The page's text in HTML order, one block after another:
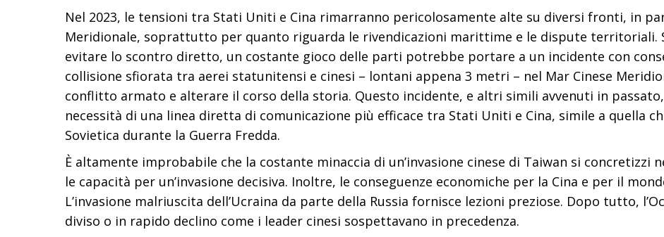
Nel 2023, le tensioni tra Stati Uniti e Cina rimarranno pericolosamente alte su diversi fronti, in
Meridionale, soprattutto per quanto riguarda le rivendicazioni marittime e le dispute territoriali.
evitare lo scontro diretto, un costante gioco delle parti potrebbe portare a un incidente con
collisione sfiorata tra aerei statunitensi e cinesi – lontani appena 3 metri – nel Mar Cinese
conflitto armato e alterare il corso della storia. Questo incidente, e altri simili avvenuti in
necessità di una linea diretta di comunicazione più efficace tra Stati Uniti e Cina, simile a quella
Sovietica durante la Guerra Fredda.
È altamente improbabile che la costante minaccia di un’invasione cinese di Taiwan si concretizzi
le capacità per un’invasione decisiva. Inoltre, le conseguenze economiche per la Cina e per il
L’invasione malriuscita dell’Ucraina da parte della Russia fornisce lezioni preziose. Dopo tutto,
diviso o in rapido declino come i leader cinesi sospettavano in precedenza.